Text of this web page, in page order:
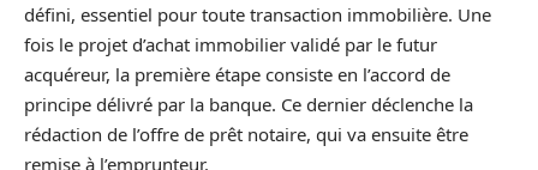
défini, essentiel pour toute transaction immobilière. Une
fois le projet d’achat immobilier validé par le futur
acquéreur, la première étape consiste en l’accord de
principe délivré par la banque. Ce dernier déclenche la
rédaction de l’offre de prêt notaire, qui va ensuite être
remise à l’emprunteur.